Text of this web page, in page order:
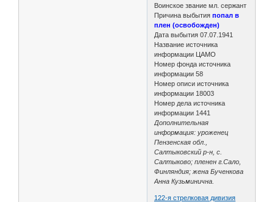
Воинское звание мл. сержант
Причина выбытияпопал в
плен (освобожден)
Дата выбытия 07.07.1941
Название источника
информации ЦАМО
Номер фонда источника
информации 58
Номер описи источника
информации 18003
Номер дела источника
информации 1441
Дополнительная
информация: уроженец
Пензенская обл.,
Салтыковский р-н, с.
Салтыково; пленен г.Сало,
Финляндия; жена Бученкова
Анна Кузьминична.
122-я стрелковая дивизия